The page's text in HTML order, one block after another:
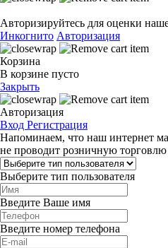
Авторизируйтесь для оценки
Инкогнито Авторизация
Корзина
В корзине пусто
Закрыть
Авторизация
Вход Регистрация
Напоминаем, что наш интернет
не проводит розничную торговлю
Выберите тип пользователя
Введите Ваше имя
Введите номер телефона